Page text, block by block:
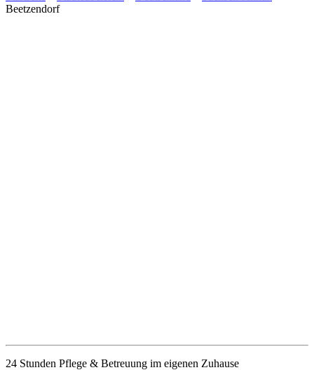
Beetzendorf
24 Stunden Pflege & Betreuung im eigenen Zuhause